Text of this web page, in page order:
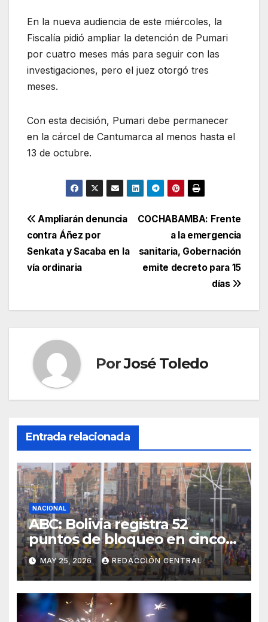
En la nueva audiencia de este miércoles, la
Fiscalía pidió ampliar la detención de Pumari
por cuatro meses más para seguir con las
investigaciones, pero el juez otorgó tres
meses.
Con esta decisión, Pumari debe permanecer
en la cárcel de Cantumarca al menos hasta el
13 de octubre.
Navegación
de
entradas
COCHABAMBA: Frente
a la emergencia
sanitaria, Gobernación
emite decreto para 15
días
Ampliarán denuncia
contra Áñez por
Senkata y Sacaba en la
vía ordinaria
PorJosé Toledo
Entrada relacionada
NACIONAL
ABC: Bolivia registra 52
puntos de bloqueo en cinco
departamentos
MAY 25, 2026 REDACCIÓN CENTRAL